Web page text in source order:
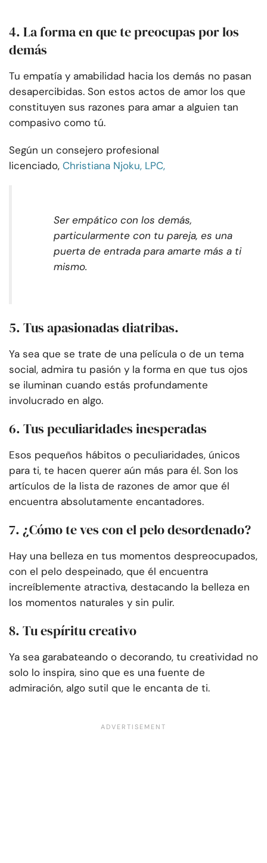
4. La forma en que te preocupas por los
demás
Tu empatía y amabilidad hacia los demás no pasan
desapercibidas. Son estos actos de amor los que
constituyen sus razones para amar a alguien tan
compasivo como tú.
Según un consejero profesional
licenciado, Christiana Njoku, LPC,
Ser empático con los demás,
particularmente con tu pareja, es una
puerta de entrada para amarte más a ti
mismo.
5. Tus apasionadas diatribas.
Ya sea que se trate de una película o de un tema
social, admira tu pasión y la forma en que tus ojos
se iluminan cuando estás profundamente
involucrado en algo.
6. Tus peculiaridades inesperadas
Esos pequeños hábitos o peculiaridades, únicos
para ti, te hacen querer aún más para él. Son los
artículos de la lista de razones de amor que él
encuentra absolutamente encantadores.
7. ¿Cómo te ves con el pelo desordenado?
Hay una belleza en tus momentos despreocupados,
con el pelo despeinado, que él encuentra
increíblemente atractiva, destacando la belleza en
los momentos naturales y sin pulir.
8. Tu espíritu creativo
Ya sea garabateando o decorando, tu creatividad no
solo lo inspira, sino que es una fuente de
admiración, algo sutil que le encanta de ti.